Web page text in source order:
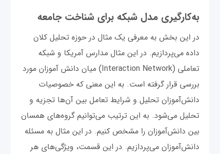
به‌کارگیری مدل شبکه برای شناخت جامعه
در این بخش به معرفی یک مثال در حوزه تحلیل کلان
داده می‌پردازیم. در این مثال مدارس آمریکا و شبکه
تعاملی (Interaction Network) میان دانش آموزان مورد
بررسی قرار گرفته است. به این معنی که خصوصیات
دانش‌آموزان تحلیل و شرایط تعامل بین آن‌ها تجزیه و
تحلیل می‌شود. به این ترتیب می‌توانیم گروه‌های همسان
بین دانش‌آموزان را مشخص کنیم. در این مثال به مسئله
دانش‌آموزان می‌پردازیم. در این قسمت، ویژگی‌های هر